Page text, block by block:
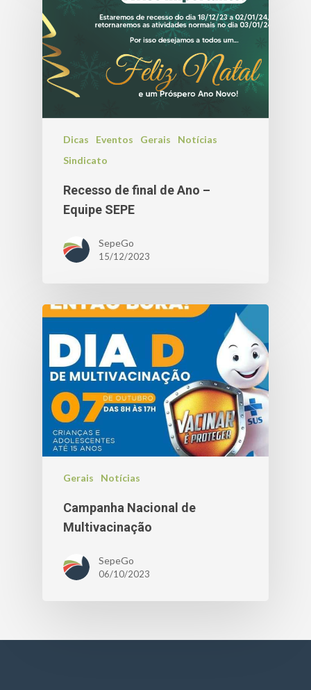
Dicas Eventos Gerais
Notícias
Sindicato
Recesso de final de Ano –
Equipe SEPE
SepeGo
15/12/2023
Gerais Notícias
Campanha Nacional de
Multivacinação
SepeGo
06/10/2023